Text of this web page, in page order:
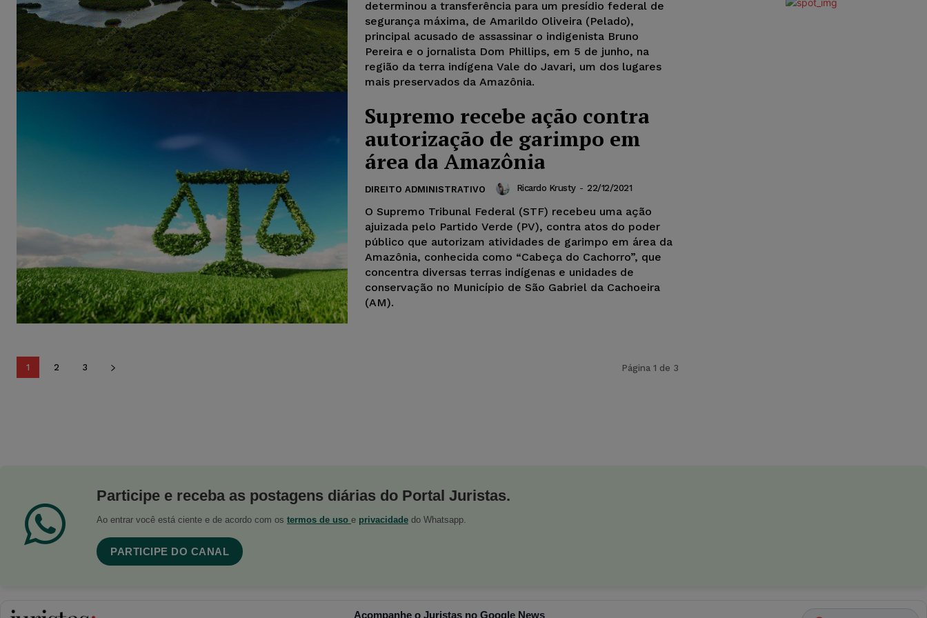
determinou a transferência para um presídio federal de
segurança máxima, de Amarildo Oliveira (Pelado),
principal acusado de assassinar o indigenista Bruno
Pereira e o jornalista Dom Phillips, em 5 de junho, na
região da terra indígena Vale do Javari, um dos lugares
mais preservados da Amazônia.
Supremo recebe ação contra
autorização de garimpo em
área da Amazônia
DIREITO ADMINISTRATIVO Ricardo Krusty - 22/12/2021
O Supremo Tribunal Federal (STF) recebeu uma ação
ajuizada pelo Partido Verde (PV), contra atos do poder
público que autorizam atividades de garimpo em área da
Amazônia, conhecida como “Cabeça do Cachorro”, que
concentra diversas terras indígenas e unidades de
conservação no Município de São Gabriel da Cachoeira
(AM).
1 2 3 Página 1 de 3
Participe e receba as postagens diárias do Portal Juristas.
Ao entrar você está ciente e de acordo com os termos de uso e privacidade do Whatsapp.
PARTICIPE DO CANAL
Acompanhe o Juristas no Google News